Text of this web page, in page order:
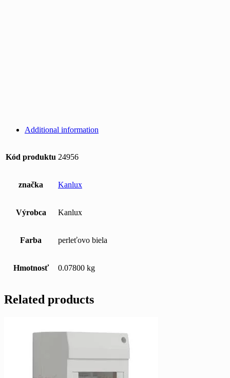
Additional information
Kód produktu 24956
značka Kanlux
Výrobca Kanlux
Farba perleťovo biela
Hmotnosť 0.07800 kg
Related products